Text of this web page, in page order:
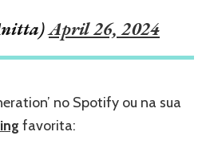
April 26, 2024
no Spotify ou na sua
favorita: